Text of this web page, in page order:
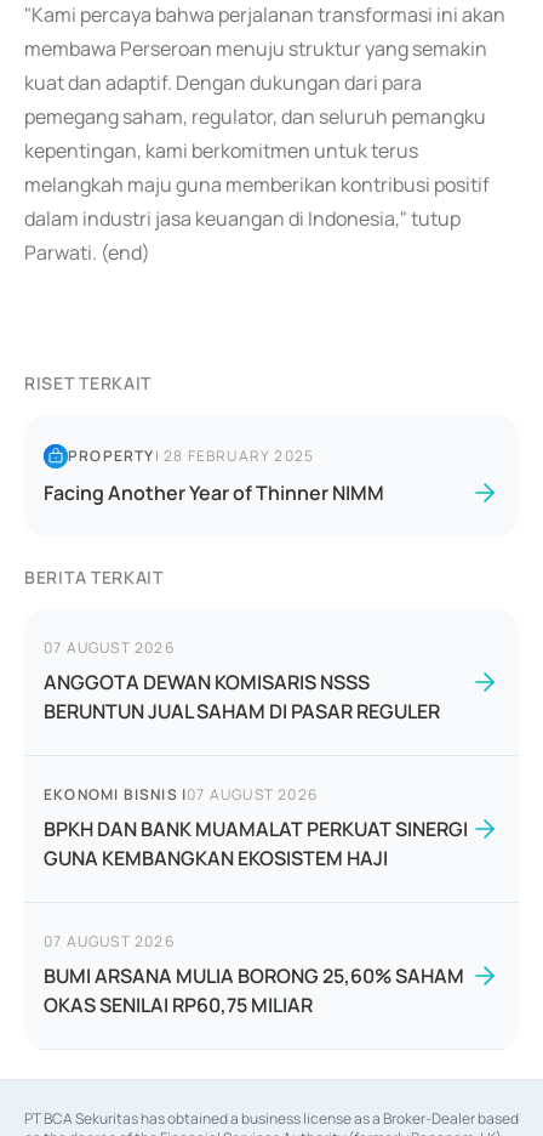
"Kami percaya bahwa perjalanan transformasi ini akan
membawa Perseroan menuju struktur yang semakin
kuat dan adaptif. Dengan dukungan dari para
pemegang saham, regulator, dan seluruh pemangku
kepentingan, kami berkomitmen untuk terus
melangkah maju guna memberikan kontribusi positif
dalam industri jasa keuangan di Indonesia," tutup
Parwati. (end)
RISET TERKAIT
PROPERTY|28 FEBRUARY 2025
Facing Another Year of Thinner NIMM
BERITA TERKAIT
07 AUGUST 2026
ANGGOTA DEWAN KOMISARIS NSSS
BERUNTUN JUAL SAHAM DI PASAR REGULER
EKONOMI BISNIS |07 AUGUST 2026
BPKH DAN BANK MUAMALAT PERKUAT SINERGI
GUNA KEMBANGKAN EKOSISTEM HAJI
07 AUGUST 2026
BUMI ARSANA MULIA BORONG 25,60% SAHAM
OKAS SENILAI RP60,75 MILIAR
PT BCA Sekuritas has obtained a business license as a Broker-Dealer based